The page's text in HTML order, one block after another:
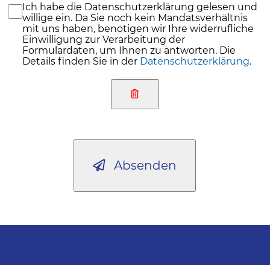
Ich habe die Datenschutzerklärung gelesen und
willige ein. Da Sie noch kein Mandatsverhältnis
mit uns haben, benötigen wir Ihre widerrufliche
Einwilligung zur Verarbeitung der
Formulardaten, um Ihnen zu antworten. Die
Details finden Sie in der Datenschutzerklärung.
Absenden